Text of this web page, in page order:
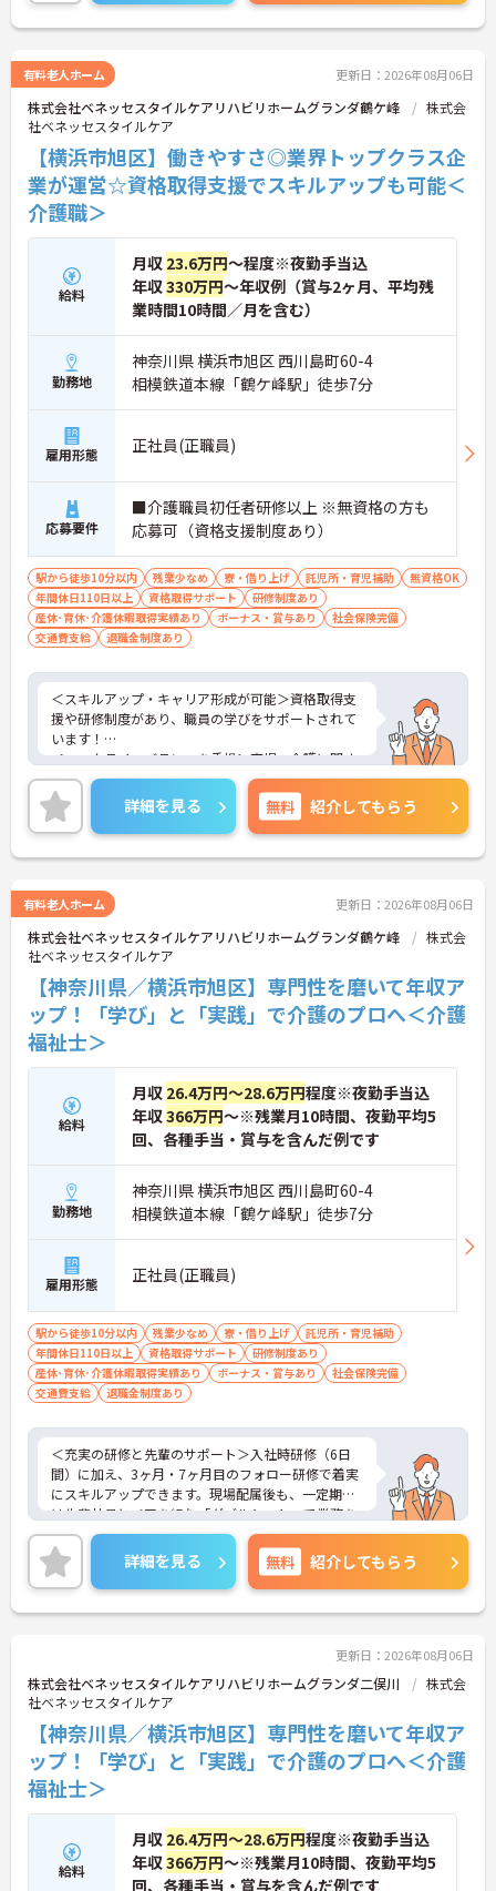
有料老人ホーム 更新日：2026年08月06日
株式会社ベネッセスタイルケアリハビリホームグランダ鶴ケ峰
株式会
社ベネッセスタイルケア
【横浜市旭区】働きやすさ◎業界トップクラス企
業が運営☆資格取得支援でスキルアップも可能＜
介護職＞
給料
月収 23.6万円～程度※夜勤手当込
年収330万円～年収例（賞与2ヶ月、平均残
業時間10時間／月を含む）
勤務地
神奈川県 横浜市旭区 西川島町60-4
相模鉄道本線「鶴ケ峰駅」徒歩7分
雇用形態 正社員(正職員)
応募要件
■介護職員初任者研修以上 ※無資格の方も
応募可（資格支援制度あり）
駅から徒歩10分以内 残業少なめ 寮・借り上げ 託児所・育児補助
無資格OK
年間休日110日以上
資格取得サポート
研修制度あり
産休･育休･介護休暇取得実績あり
ボーナス・賞与あり
社会保険完備
交通費支給
退職金制度あり
＜スキルアップ・キャリア形成が可能＞資格取得支
援や研修制度があり、職員の学びをサポートされて
います！
＜ワークライフバランスを重視＞育児・介護に関す
る制度や社宅制度、各種手当など、長く安心して働
きやすい環境が整っています。
＜寄り添ったケアの実施＞利用者さまに深く寄り添
ったサービスの提供を目指し、職員の専門性を高め
るような人材育成にも注力されています。
詳細をお話ししますのでお気軽にご相談ください！
詳細を見る 無料 紹介してもらう
有料老人ホーム 更新日：2026年08月06日
株式会社ベネッセスタイルケアリハビリホームグランダ鶴ケ峰
株式会
社ベネッセスタイルケア
【神奈川県／横浜市旭区】専門性を磨いて年収ア
ップ！「学び」と「実践」で介護のプロへ＜介護
福祉士＞
給料
月収 26.4万円～28.6万円程度※夜勤手当込
年収366万円～※残業月10時間、夜勤平均5
回、各種手当・賞与を含んだ例です
勤務地
神奈川県 横浜市旭区 西川島町60-4
相模鉄道本線「鶴ケ峰駅」徒歩7分
雇用形態 正社員(正職員)
駅から徒歩10分以内 残業少なめ 寮・借り上げ
託児所・育児補助
年間休日110日以上
資格取得サポート
研修制度あり
産休･育休･介護休暇取得実績あり
ボーナス・賞与あり
社会保険完備
交通費支給
退職金制度あり
＜充実の研修と先輩のサポート＞入社時研修（6日
間）に加え、3ヶ月・7ヶ月目のフォロー研修で着実
にスキルアップできます。現場配属後も、一定期間
は先輩社員とペアを組む「ダブルシフト」で業務を
習得できるので、一人で抱え込むことはありませ
ん。
＜頑張りが給与に直結！専門性を磨いて年収アップ
＞経験やスキルがしっかり給与に反映される仕組み
です。定期昇給に加え、独自の社内専門資格制度
の専門性を認定されると、1資格につき月給＋1万円
（最大4万円）の手当がつきます。キャリアアップす
れば年収UPも目指せるため、高いモチベーションで
働き続けられます。
＜家族も嬉しい！ベネッセグループならではの手厚
い福利厚生＞ご家族も支える制度が満載♪産休・育
休の取得実績も多数あり、ライフステージが変わっ
ても長く安心して働き続けられる環境が整っていま
す。
詳細を見る 無料 紹介してもらう
更新日：2026年08月06日
株式会社ベネッセスタイルケアリハビリホームグランダ二俣川
株式会
社ベネッセスタイルケア
【神奈川県／横浜市旭区】専門性を磨いて年収ア
ップ！「学び」と「実践」で介護のプロへ＜介護
福祉士＞
給料
月収 26.4万円～28.6万円程度※夜勤手当込
年収366万円～※残業月10時間、夜勤平均5
回、各種手当・賞与を含んだ例です